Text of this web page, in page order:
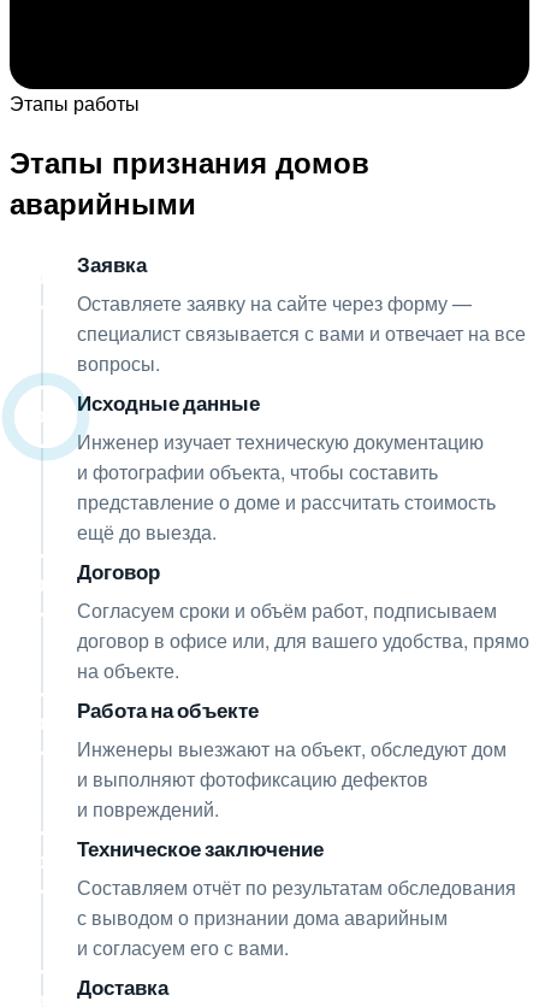
Этапы работы
Этапы признания домов
аварийными
Заявка
Оставляете заявку на сайте через форму —
специалист связывается с вами и отвечает на все
вопросы.
02
Исходные данные
Инженер изучает техническую документацию
и фотографии объекта, чтобы составить
представление о доме и рассчитать стоимость
ещё до выезда.
03
Договор
Согласуем сроки и объём работ, подписываем
договор в офисе или, для вашего удобства, прямо
на объекте.
04
Работа на объекте
Инженеры выезжают на объект, обследуют дом
и выполняют фотофиксацию дефектов
и повреждений.
05
Техническое заключение
Составляем отчёт по результатам обследования
с выводом о признании дома аварийным
и согласуем его с вами.
06
Доставка